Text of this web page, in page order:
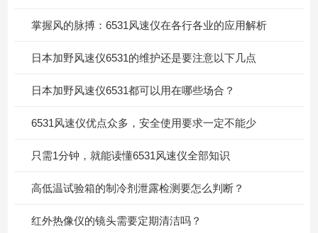
掌握风的脉搏：6531风速仪在各行各业的应用解析
日本加野风速仪6531的维护还是要注意以下几点
日本加野风速仪6531都可以用在哪些场合？
6531风速仪优点众多，安全使用要求一定不能少
只需1分钟，就能读懂6531风速仪全部知识
高低温试验箱的制冷剂泄露检测要怎么判断？
红外热像仪的镜头需要定期清洁吗？